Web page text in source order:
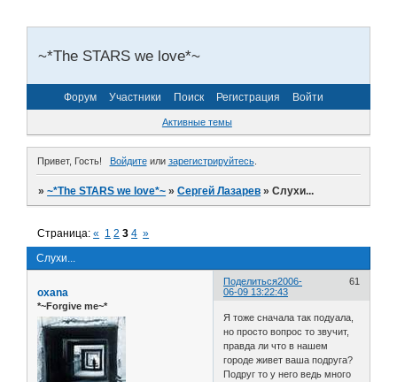
~*The STARS we love*~
Форум Участники Поиск Регистрация Войти
Активные темы
Привет, Гость! Войдитеили зарегистрируйтесь.
»~*The STARS we love*~ »Сергей Лазарев »Слухи...
Слухи...
Страница:« 1 2 3 4 »
Поделиться 61
2006-
06-09 13:22:43
oxana
*~Forgive me~*
Я тоже сначала так подуала,
но просто вопрос то звучит,
правда ли что в нашем
городе живет ваша подруга?
Подруг то у него ведь много